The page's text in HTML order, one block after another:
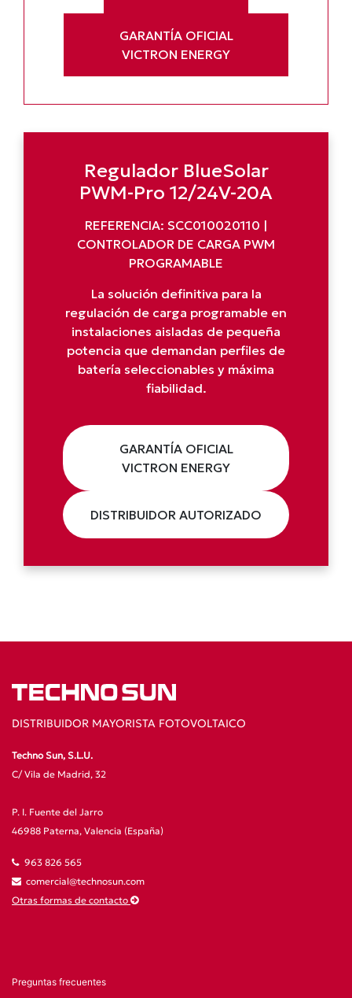
GARANTÍA OFICIAL
VICTRON ENERGY
Regulador BlueSolar
PWM-Pro 12/24V-20A
REFERENCIA: SCC010020110 |
CONTROLADOR DE CARGA PWM
PROGRAMABLE
La solución definitiva para la
regulación de carga programable en
instalaciones aisladas de pequeña
potencia que demandan perfiles de
batería seleccionables y máxima
fiabilidad.
GARANTÍA OFICIAL
VICTRON ENERGY
DISTRIBUIDOR AUTORIZADO
DISTRIBUIDOR MAYORISTA FOTOVOLTAICO
Techno Sun, S.L.U.
C/ Vila de Madrid, 32
P. I. Fuente del Jarro
46988 Paterna, Valencia (España)
963 826 565
comercial@technosun.com
Otras formas de contacto
Preguntas frecuentes